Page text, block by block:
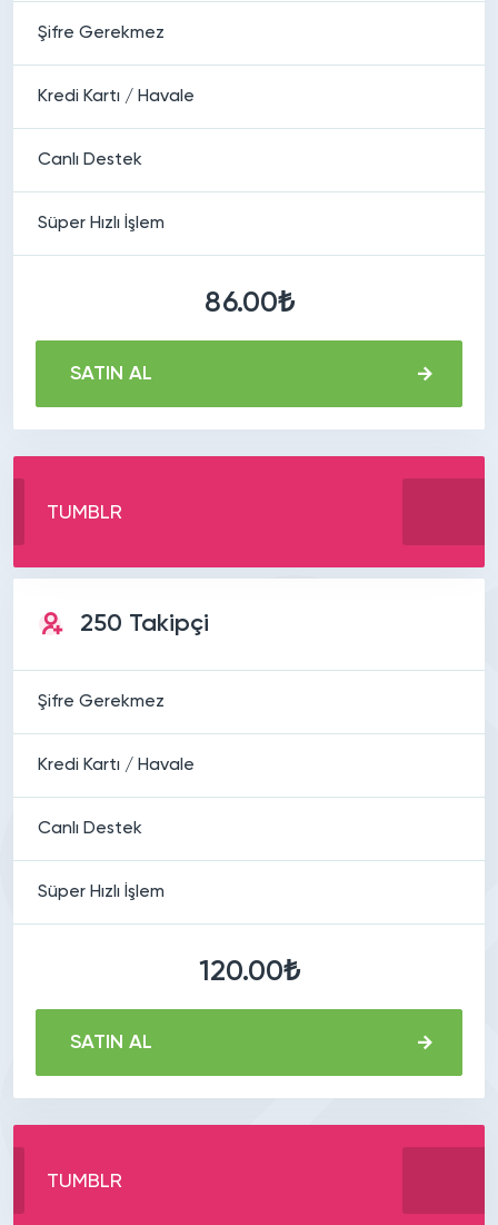
Şifre Gerekmez
Kredi Kartı / Havale
Canlı Destek
Süper Hızlı İşlem
86.00₺
SATIN AL
TUMBLR
250 Takipçi
Şifre Gerekmez
Kredi Kartı / Havale
Canlı Destek
Süper Hızlı İşlem
120.00₺
SATIN AL
TUMBLR